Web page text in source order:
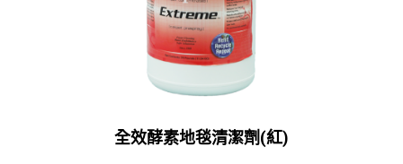
全效酵素地毯清潔劑(紅)